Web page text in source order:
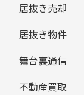
居抜き売却
居抜き物件
舞台裏通信
不動産買取